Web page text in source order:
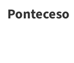
Ponteceso